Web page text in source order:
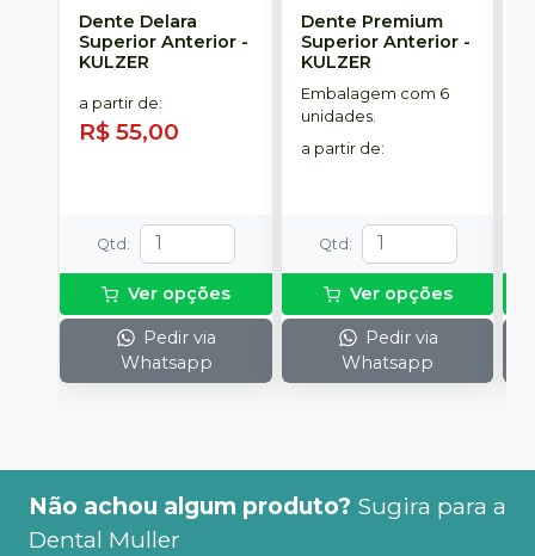
Dente Delara
Superior Anterior -
KULZER
a partir de:
R$ 55,00
Qtd :
Ver opções
Pedir via
Whatsapp
Dente Premium
Superior Anterior-
KULZER
Embalagem com 6
unidades.
a partir de:
Qtd :
Ver opções
Pedir via
Whatsapp
Não achou algum produto? Sugira para a
Dental Muller